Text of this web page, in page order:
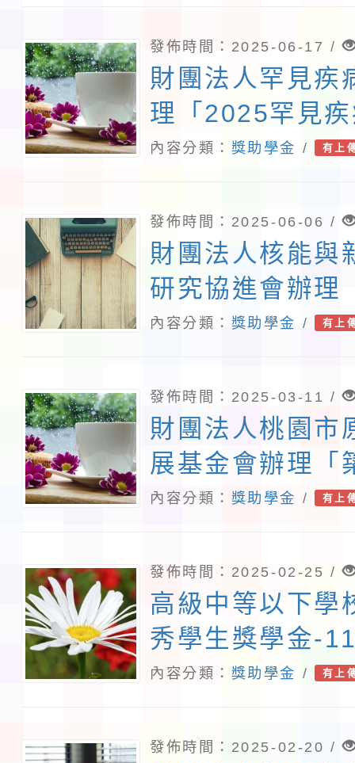
發佈時間：2025-06-17 /
財團法人罕見疾
理「2025罕見
金」
內容分類： 獎助學金 / 有上
發佈時間：2025-06-06 /
財團法人核能與
研究協進會辦理
女士清寒獎學金
內容分類： 獎助學金 / 有上
發佈時間：2025-03-11 /
財團法人桃園市
展基金會辦理「
生獎助學金計畫
內容分類： 獎助學金 / 有上
發佈時間：2025-02-25 /
高級中等以下學
秀學生獎學金-
藝優秀獎學金申
內容分類： 獎助學金 / 有上
發佈時間：2025-02-20 /